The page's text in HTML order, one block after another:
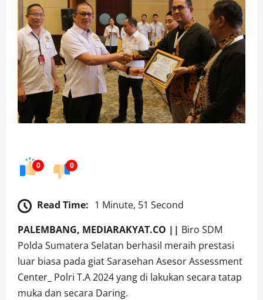
0 0
Read Time: 1 Minute, 51 Second
PALEMBANG, MEDIARAKYAT.CO || Biro SDM
Polda Sumatera Selatan berhasil meraih prestasi
luar biasa pada giat Sarasehan Asesor Assessment
Center_ Polri T.A 2024 yang di lakukan secara tatap
muka dan secara Daring.